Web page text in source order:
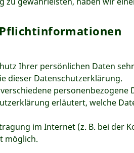
Ihrer persönlichen Daten
dieser Datenschutzerklärung.
erläutert, welche
im Internet (z. B. bei der
möglich.